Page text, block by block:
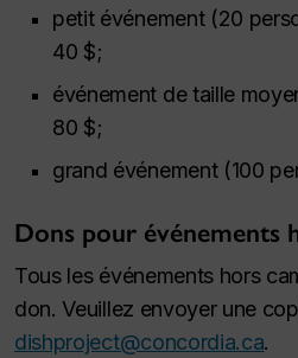
petit événement (20
40 $;
événement de taille
80 $;
grand événement (100
Dons pour événements
Tous les événements hors
don. Veuillez envoyer une
dishproject@concordia.ca.